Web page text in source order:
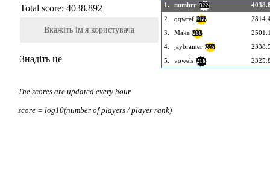
Total score: 4038.892
Вкажіть ім'я користувача
Знадіть це
1.
numbrr 322
2.
qqwref 266
3.
Make 286
4.
jaybrainer 275
5.
vowels 216
The scores are updated every hour
score = log10(number of players / player rank)